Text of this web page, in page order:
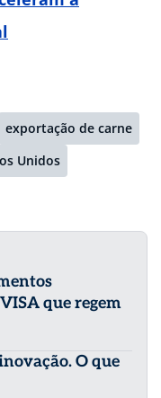
exportação de carne
Unidos
que regem
O que